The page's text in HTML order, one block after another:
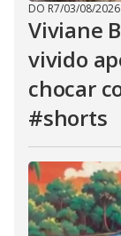
DO R7/03/08/2026
Viviane
vivido
chocar
#shorts